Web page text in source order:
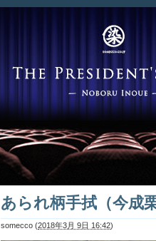
あられ柄手拭（今成
somecco (2018年3月 9日 16:42)